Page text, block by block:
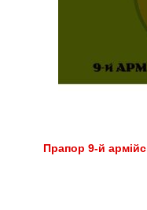
Прапор 9-й